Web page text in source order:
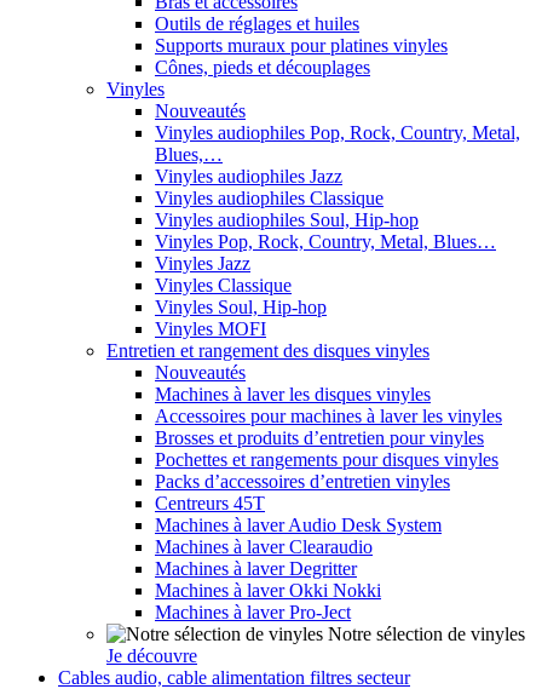
Outils de réglages et huiles
Supports muraux pour platines vinyles
Cônes, pieds et découplages
Vinyles
Nouveautés
Vinyles audiophiles Pop, Rock, Country, Metal,
Blues,…
Vinyles audiophiles Jazz
Vinyles audiophiles Classique
Vinyles audiophiles Soul, Hip-hop
Vinyles Pop, Rock, Country, Metal, Blues…
Vinyles Jazz
Vinyles Classique
Vinyles Soul, Hip-hop
Vinyles MOFI
Entretien et rangement des disques vinyles
Nouveautés
Machines à laver les disques vinyles
Accessoires pour machines à laver les vinyles
Brosses et produits d’entretien pour vinyles
Pochettes et rangements pour disques vinyles
Packs d’accessoires d’entretien vinyles
Centreurs 45T
Machines à laver Audio Desk System
Machines à laver Clearaudio
Machines à laver Degritter
Machines à laver Okki Nokki
Machines à laver Pro-Ject
Notre sélection de vinyles
Je découvre
Cables audio, cable alimentation filtres secteur